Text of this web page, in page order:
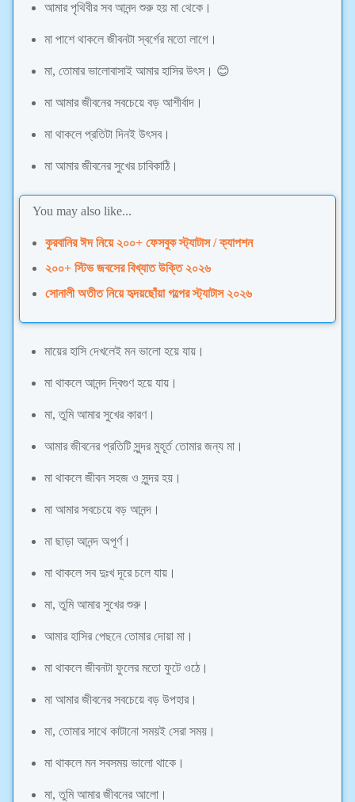
আমার পৃথিবীর সব আনন্দ শুরু হয় মা থেকে।
মা পাশে থাকলে জীবনটা স্বর্গের মতো লাগে।
মা, তোমার ভালোবাসাই আমার হাসির উৎস। 😊
মা আমার জীবনের সবচেয়ে বড় আশীর্বাদ।
মা থাকলে প্রতিটা দিনই উৎসব।
মা আমার জীবনের সুখের চাবিকাঠি।
You may also like...
কুরবানির ঈদ নিয়ে ২০০+ ফেসবুক স্ট্যাটাস / ক্যাপশন
২০০+ স্টিভ জবসের বিখ্যাত উক্তি ২০২৬
সোনালী অতীত নিয়ে হৃদয়ছোঁয়া গল্পের স্ট্যাটাস ২০২৬
মায়ের হাসি দেখলেই মন ভালো হয়ে যায়।
মা থাকলে আনন্দ দ্বিগুণ হয়ে যায়।
মা, তুমি আমার সুখের কারণ।
আমার জীবনের প্রতিটি সুন্দর মুহূর্ত তোমার জন্য মা।
মা থাকলে জীবন সহজ ও সুন্দর হয়।
মা আমার সবচেয়ে বড় আনন্দ।
মা ছাড়া আনন্দ অপূর্ণ।
মা থাকলে সব দুঃখ দূরে চলে যায়।
মা, তুমি আমার সুখের শুরু।
আমার হাসির পেছনে তোমার দোয়া মা।
মা থাকলে জীবনটা ফুলের মতো ফুটে ওঠে।
মা আমার জীবনের সবচেয়ে বড় উপহার।
মা, তোমার সাথে কাটানো সময়ই সেরা সময়।
মা থাকলে মন সবসময় ভালো থাকে।
মা, তুমি আমার জীবনের আলো।